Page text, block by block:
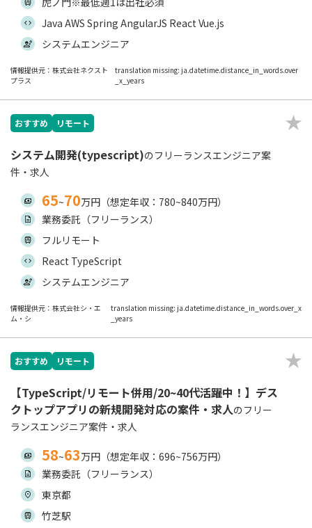
Java AWS Spring AngularJS React Vue.js
システムエンジニア
情報提供元：株式会社ネクスト
プラス
translation missing: ja.datetime.distance_in_words.over
_x_years
おすすめ リモート
システム開発(typescript)のフリーランスエンジニア案
件・求人
65~70万円（想定年収：780~840万円）
業務委託（フリーランス）
フルリモート
React TypeScript
システムエンジニア
情報提供元：株式会社シ・エ
ム・シ
translation missing: ja.datetime.distance_in_words.over_x
_years
おすすめ リモート
【TypeScript/リモート併用/20~40代活躍中！】デス
クトップアプリの新規開発対応の案件・求人のフリー
ランスエンジニア案件・求人
58~63万円（想定年収：696~756万円）
業務委託（フリーランス）
東京都
竹芝駅